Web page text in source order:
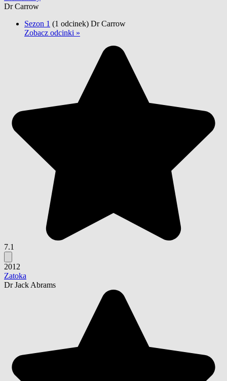
Dr Carrow
Sezon 1 (1 odcinek) Dr Carrow
Zobacz odcinki »
7.1
2012
Zatoka
Dr Jack Abrams